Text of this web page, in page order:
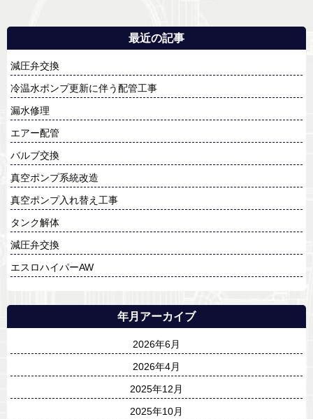
最近の記事
減圧弁交換
冷温水ポンプ更新に伴う配管工事
漏水修理
エアー配管
バルブ交換
真空ポンプ系統改造
真空ポンプ入れ替え工事
タンク解体
減圧弁交換
エスロハイパーAW
年月アーカイブ
2026年6月
2026年4月
2025年12月
2025年10月